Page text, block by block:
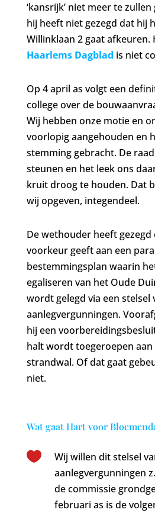
‘kansrijk’ niet meer te
hij heeft niet gezegd dat hij
Willinklaan 2 gaat afkeuren.
Haarlems Dagblad is niet
Op 4 april as volgt een
college over de
Wij hebben onze motie en
voorlopig aangehouden en
stemming gebracht. De
steunen en het leek ons
kruit droog te houden. Dat
wij opgeven, integendeel.
De wethouder heeft gezegd
voorkeur geeft aan een
bestemmingsplan waarin
egaliseren van het Oude
wordt gelegd via een stelsel
aanlegvergunningen.
hij een
halt wordt toegeroepen
strandwal. Of dat gaat
niet.
Wat gaat Hart voor

Wij willen dit stelsel
aanlegvergunningen
de commissie
februari as is de